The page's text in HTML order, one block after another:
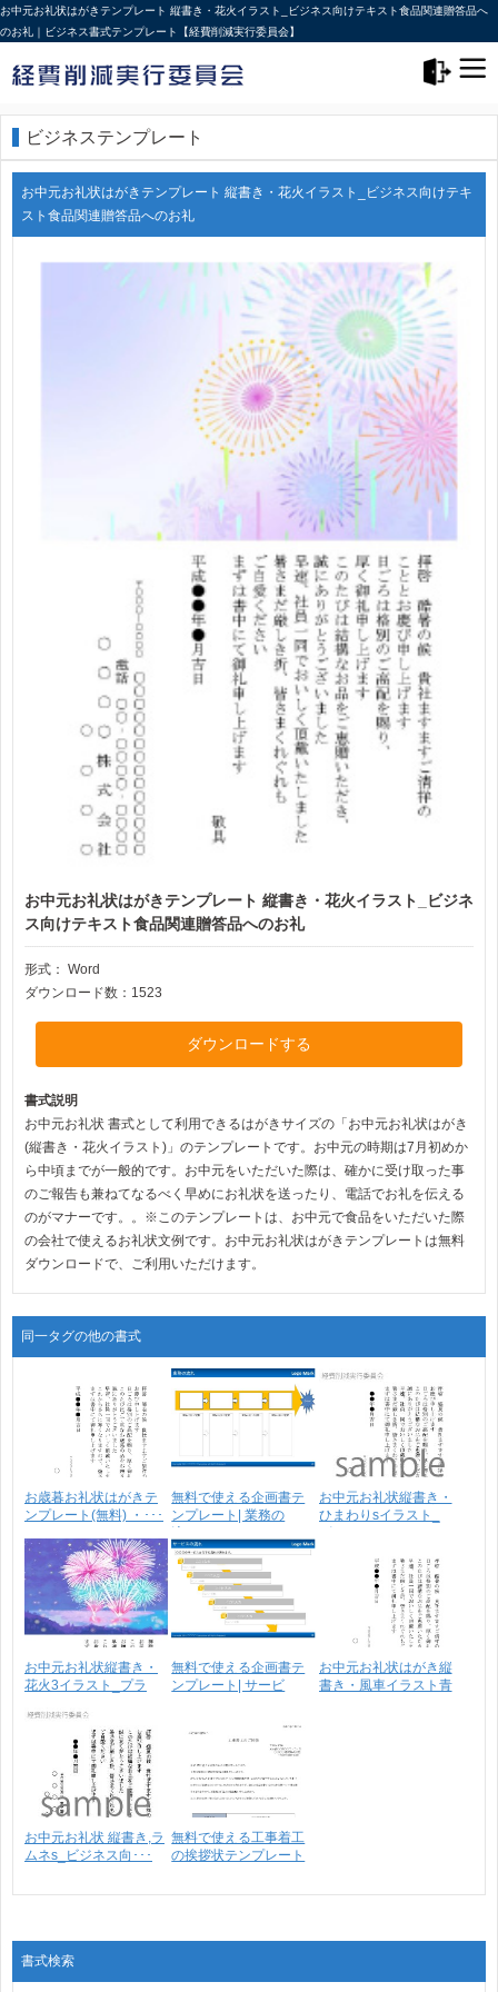
お中元お礼状はがきテンプレート 縦書き・花火イラスト_ビジネス向けテキスト食品関連贈答品へ
のお礼｜ビジネス書式テンプレート【経費削減実行委員会】
ビジネステンプレート
お中元お礼状はがきテンプレート 縦書き・花火イラスト_ビジネス向けテキ
スト食品関連贈答品へのお礼
お中元お礼状はがきテンプレート 縦書き・花火イラスト_ビジネ
ス向けテキスト食品関連贈答品へのお礼
形式： Word
ダウンロード数：1523
ダウンロードする
書式説明
お中元お礼状 書式として利用できるはがきサイズの「お中元お礼状はがき
(縦書き・花火イラスト)」のテンプレートです。お中元の時期は7月初めか
ら中頃までが一般的です。お中元をいただいた際は、確かに受け取った事
のご報告も兼ねてなるべく早めにお礼状を送ったり、電話でお礼を伝える
のがマナーです。。※このテンプレートは、お中元で食品をいただいた際
の会社で使えるお礼状文例です。お中元お礼状はがきテンプレートは無料
ダウンロードで、ご利用いただけます。
同一タグの他の書式
お歳暮お礼状はがきテ
ンプレート(無料) ・･･･
無料で使える企画書テ
ンプレート| 業務の
お中元お礼状縦書き・
ひまわりsイラスト_
お中元お礼状縦書き・
花火3イラスト_プラ
無料で使える企画書テ
ンプレート| サービ
お中元お礼状はがき縦
書き・風車イラスト青
お中元お礼状 縦書き,ラ
ムネs_ビジネス向･･･
無料で使える工事着工
の挨拶状テンプレート
書式検索